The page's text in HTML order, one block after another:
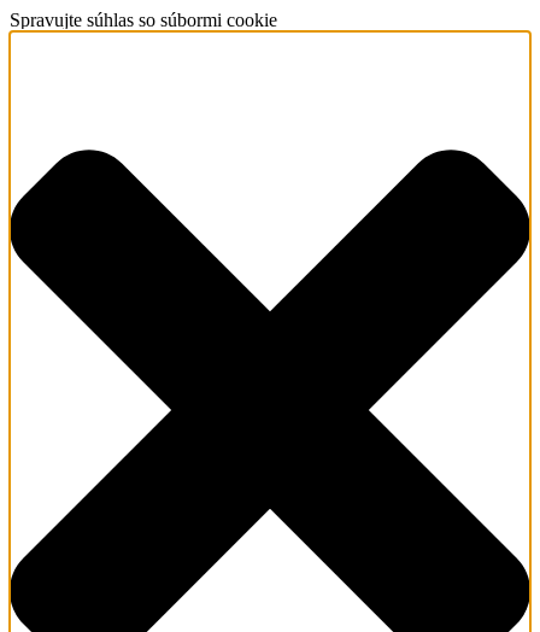
Spravujte súhlas so súbormi cookie